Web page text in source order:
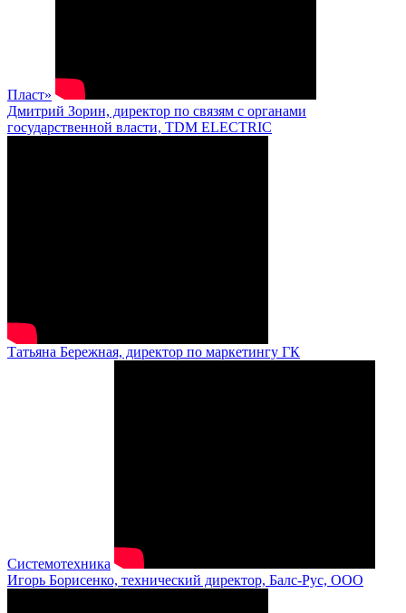
Пласт»
Дмитрий Зорин, директор по связям с органами
государственной власти, TDM ELECTRIC
Татьяна Бережная, директор по маркетингу ГК
Системотехника
Игорь Борисенко, технический директор, Балс-Рус, ООО